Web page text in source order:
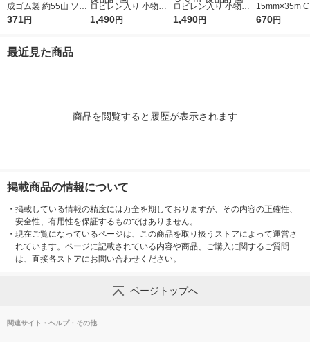
成ゴム製 約55山 ソフ
ト粘着剤 タ-380
371円
ロピレン入り 小物収
納ケース 大 ホワイト
1,490円
ロピレン入り 小物収
納ケース ワイド 大 ホ
1,490円
15mm×35m
5P 1パック（
670円
最近見た商品
商品を閲覧すると履歴が表示されます
掲載商品の情報について
・ 掲載している情報の精度には万全を期しておりますが、その内容の正確性、
安全性、有用性を保証するものではありません。
・ 現在ご覧になっているページは、この商品を取り扱うストアによって運営さ
れています。ページに記載されている内容や商品、ご購入に関するご質問
は、直接各ストアにお問い合わせください。
ページトップへ
関連サイト・ヘルプ・その他